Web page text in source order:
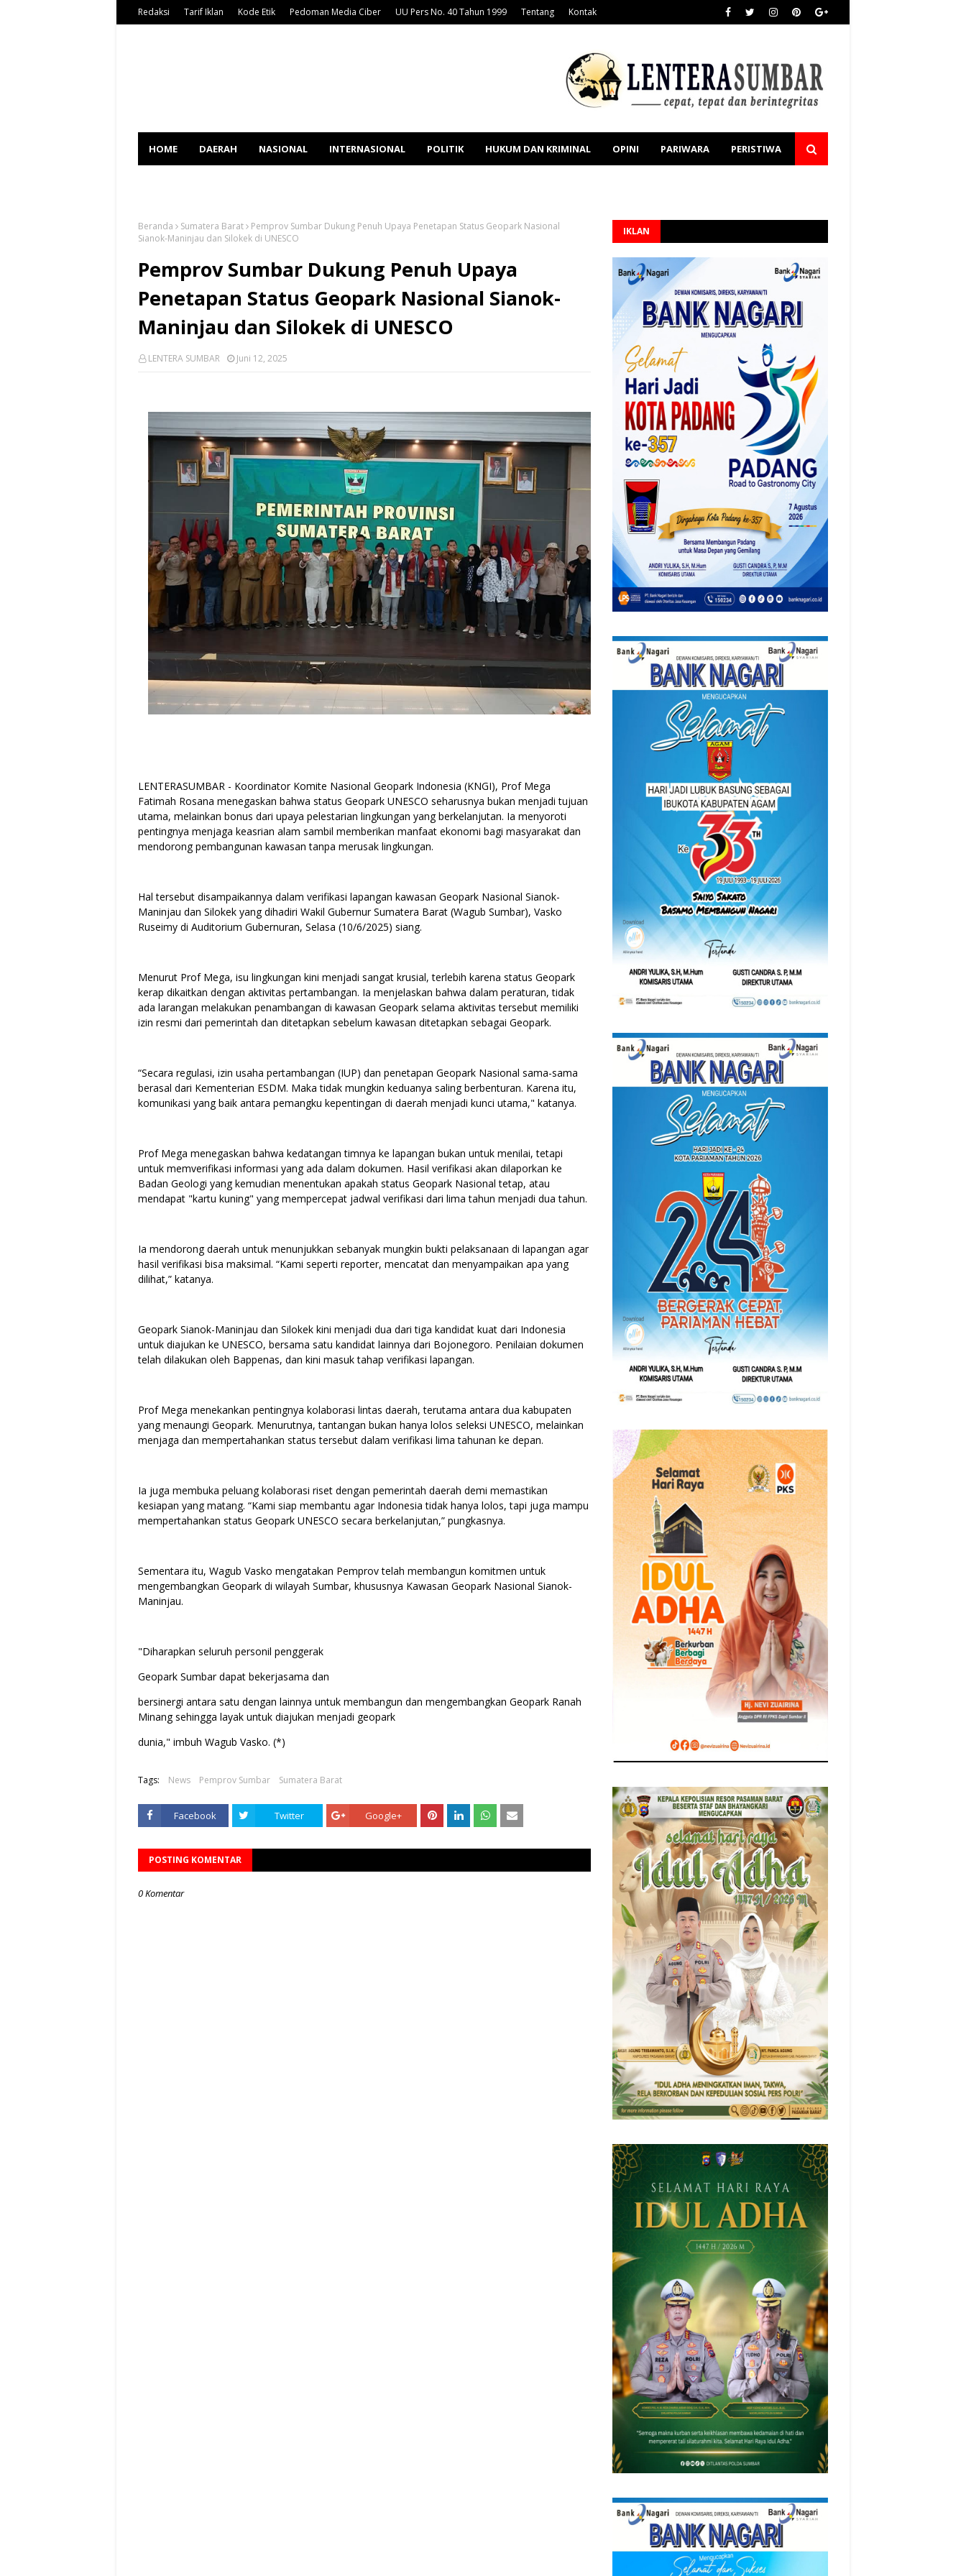
Redaksi Tarif Iklan Kode Etik Pedoman Media Ciber UU Pers No. 40 Tahun 1999 Tentang Kontak
HOME DAERAH NASIONAL INTERNASIONAL POLITIK HUKUM DAN KRIMINAL OPINI PARIWARA PERISTIWA
Beranda Sumatera Barat
Pemprov Sumbar Dukung Penuh Upaya Penetapan Status Geopark Nasional
Sianok-Maninjau dan Silokek di UNESCO
Pemprov Sumbar Dukung Penuh Upaya
Penetapan Status Geopark Nasional Sianok-
Maninjau dan Silokek di UNESCO
LENTERA SUMBAR Juni 12, 2025
LENTERASUMBAR - Koordinator Komite Nasional Geopark Indonesia (KNGI), Prof Mega
Fatimah Rosana menegaskan bahwa status Geopark UNESCO seharusnya bukan menjadi tujuan
utama, melainkan bonus dari upaya pelestarian lingkungan yang berkelanjutan. Ia menyoroti
pentingnya menjaga keasrian alam sambil memberikan manfaat ekonomi bagi masyarakat dan
mendorong pembangunan kawasan tanpa merusak lingkungan.
Hal tersebut disampaikannya dalam verifikasi lapangan kawasan Geopark Nasional Sianok-
Maninjau dan Silokek yang dihadiri Wakil Gubernur Sumatera Barat (Wagub Sumbar), Vasko
Ruseimy di Auditorium Gubernuran, Selasa (10/6/2025) siang.
Menurut Prof Mega, isu lingkungan kini menjadi sangat krusial, terlebih karena status Geopark
kerap dikaitkan dengan aktivitas pertambangan. Ia menjelaskan bahwa dalam peraturan, tidak
ada larangan melakukan penambangan di kawasan Geopark selama aktivitas tersebut memiliki
izin resmi dari pemerintah dan ditetapkan sebelum kawasan ditetapkan sebagai Geopark.
“Secara regulasi, izin usaha pertambangan (IUP) dan penetapan Geopark Nasional sama-sama
berasal dari Kementerian ESDM. Maka tidak mungkin keduanya saling berbenturan. Karena itu,
komunikasi yang baik antara pemangku kepentingan di daerah menjadi kunci utama," katanya.
Prof Mega menegaskan bahwa kedatangan timnya ke lapangan bukan untuk menilai, tetapi
untuk memverifikasi informasi yang ada dalam dokumen. Hasil verifikasi akan dilaporkan ke
Badan Geologi yang kemudian menentukan apakah status Geopark Nasional tetap, atau
mendapat "kartu kuning" yang mempercepat jadwal verifikasi dari lima tahun menjadi dua tahun.
Ia mendorong daerah untuk menunjukkan sebanyak mungkin bukti pelaksanaan di lapangan agar
hasil verifikasi bisa maksimal. “Kami seperti reporter, mencatat dan menyampaikan apa yang
dilihat,” katanya.
Geopark Sianok-Maninjau dan Silokek kini menjadi dua dari tiga kandidat kuat dari Indonesia
untuk diajukan ke UNESCO, bersama satu kandidat lainnya dari Bojonegoro. Penilaian dokumen
telah dilakukan oleh Bappenas, dan kini masuk tahap verifikasi lapangan.
Prof Mega menekankan pentingnya kolaborasi lintas daerah, terutama antara dua kabupaten
yang menaungi Geopark. Menurutnya, tantangan bukan hanya lolos seleksi UNESCO, melainkan
menjaga dan mempertahankan status tersebut dalam verifikasi lima tahunan ke depan.
Ia juga membuka peluang kolaborasi riset dengan pemerintah daerah demi memastikan
kesiapan yang matang. “Kami siap membantu agar Indonesia tidak hanya lolos, tapi juga mampu
mempertahankan status Geopark UNESCO secara berkelanjutan,” pungkasnya.
Sementara itu, Wagub Vasko mengatakan Pemprov telah membangun komitmen untuk
mengembangkan Geopark di wilayah Sumbar, khususnya Kawasan Geopark Nasional Sianok-
Maninjau.
"Diharapkan seluruh personil penggerak
Geopark Sumbar dapat bekerjasama dan
bersinergi antara satu dengan lainnya untuk membangun dan mengembangkan Geopark Ranah
Minang sehingga layak untuk diajukan menjadi geopark
dunia," imbuh Wagub Vasko. (*)
Tags: News Pemprov Sumbar Sumatera Barat
Facebook Twitter Google+
POSTING KOMENTAR
0 Komentar
IKLAN